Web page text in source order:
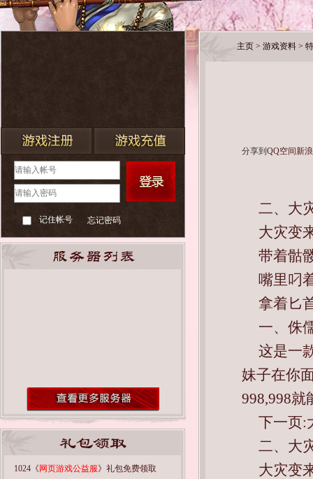
记住帐号 忘记密码
1024《 网页游戏公益服》礼包免费领取
主页 > 游戏资料 >
分享到QQ空间 新
二、大
大灾变
带着骷
嘴里叼
拿着匕
一、侏
这是一
妹子在你
998,998就
下一页:
二、大
大灾变